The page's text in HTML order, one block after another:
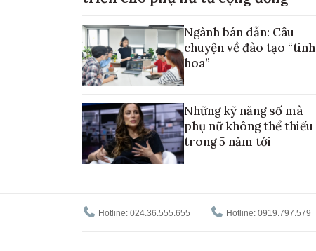
Ngành bán dẫn: Câu
chuyện về đào tạo “tinh
hoa”
Những kỹ năng số mà
phụ nữ không thể thiếu
trong 5 năm tới
Hotline: 024.36.555.655 Hotline: 0919.797.579